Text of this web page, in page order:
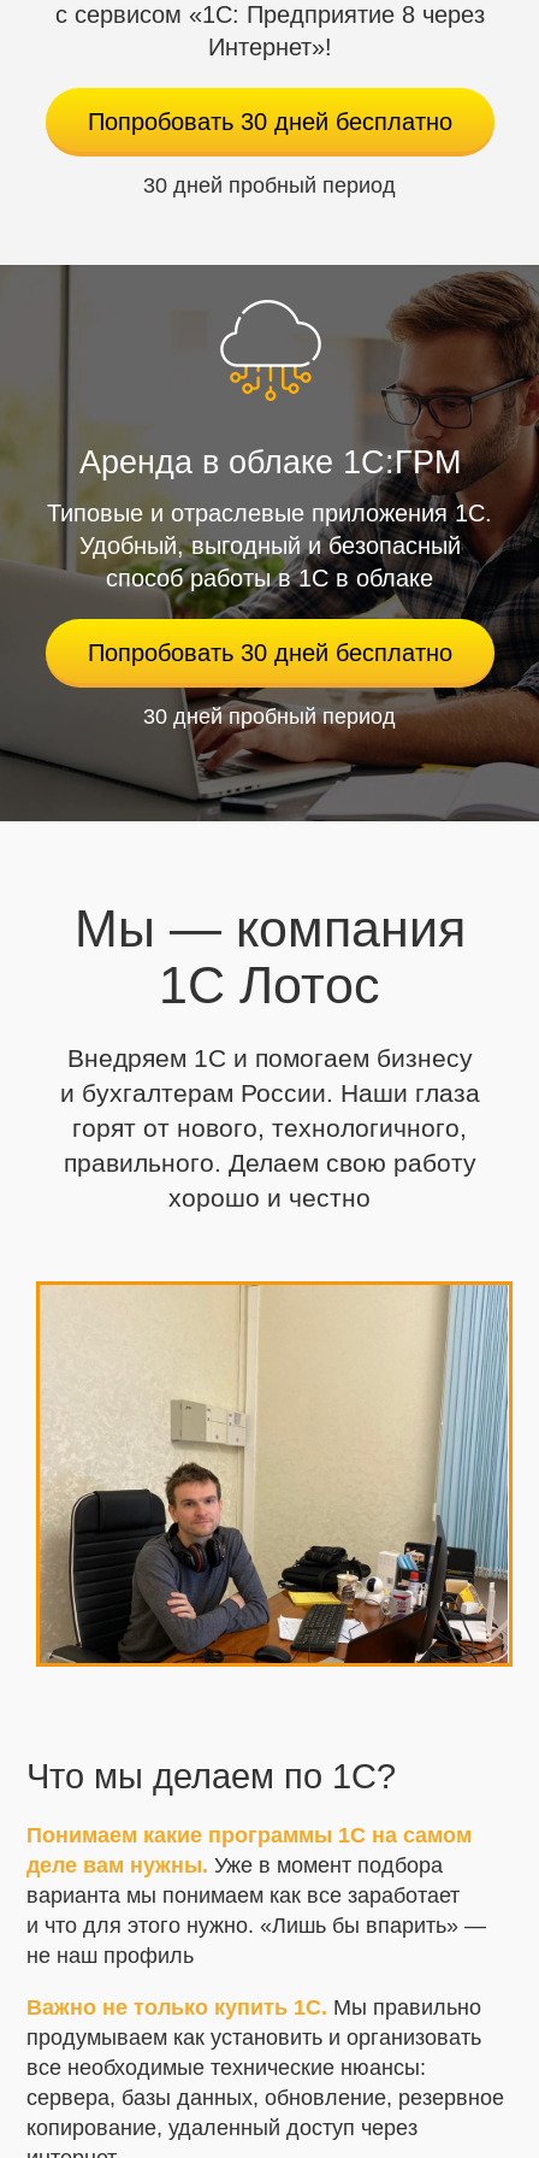
точно таким же образом, как и с классическим
ключевым носителем.
с сервисом «1С: Предприятие 8 через
Интернет»!
Попробовать 30 дней бесплатно
30 дней пробный период
Аренда в облаке 1С:ГРМ
Типовые и отраслевые приложения 1С.
Удобный, выгодный и безопасный
способ работы в 1С в облаке
Попробовать 30 дней бесплатно
30 дней пробный период
Мы — компания
1С Лотос
Внедряем 1С и помогаем бизнесу
и бухгалтерам России. Наши глаза
горят от нового, технологичного,
правильного. Делаем свою работу
хорошо и честно
Что мы делаем по 1С?
Понимаем какие программы 1С на самом
деле вам нужны. Уже в момент подбора
варианта мы понимаем как все заработает
и что для этого нужно. «Лишь бы впарить» —
не наш профиль
Важно не только купить 1С. Мы правильно
продумываем как установить и организовать
все необходимые технические нюансы:
сервера, базы данных, обновление, резервное
копирование, удаленный доступ через